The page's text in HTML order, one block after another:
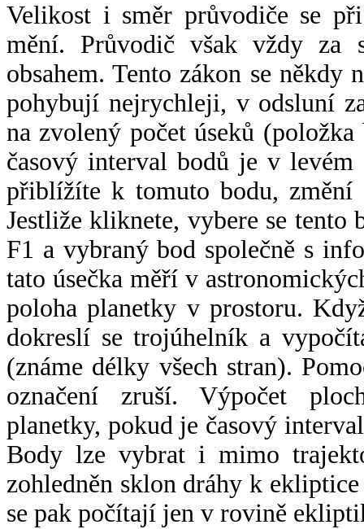
Velikost i směr průvodiče se
mění. Průvodič však vždy za
obsahem. Tento zákon se někdy
pohybují nejrychleji, v odsluní
na zvolený počet úseků
časový interval bodů je v
přiblížíte k tomuto bodu,
Jestliže kliknete, vybere se tento
F1 a vybraný bod společně s
tato úsečka měří v
poloha planetky v prostoru.
dokreslí se trojúhelník a
(známe délky všech stran).
označení zruší. Výpočet
planetky, pokud je časový
Body lze vybrat i mimo
zohledněn sklon dráhy k
se pak počítají jen v rovině